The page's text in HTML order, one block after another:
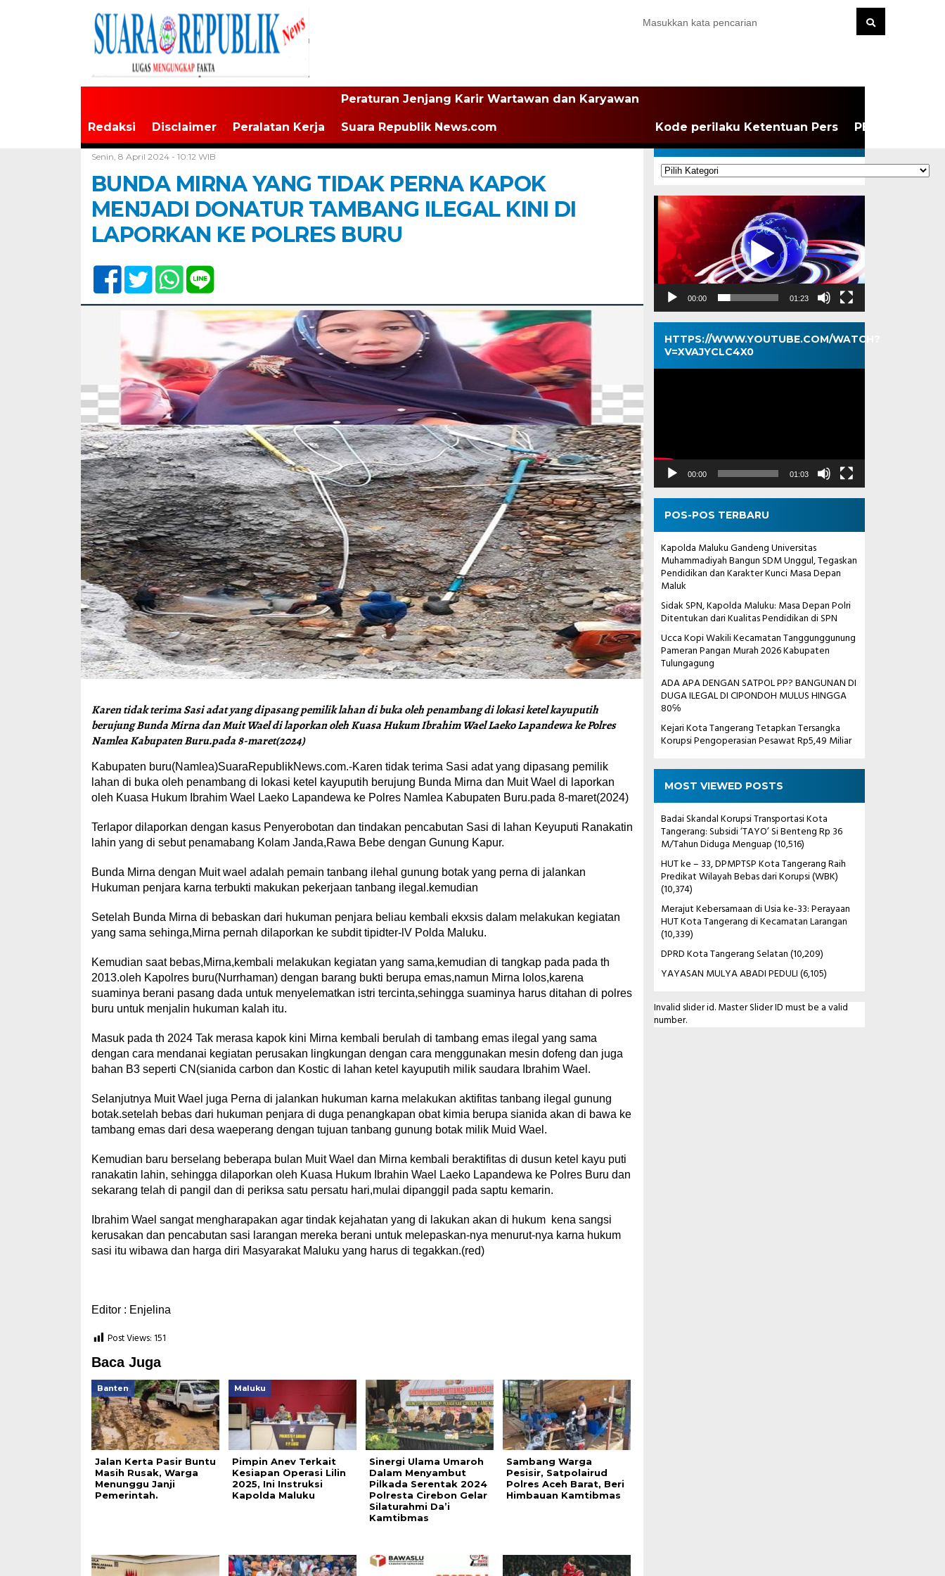
Redaksi Disclaimer Peralatan Kerja
Peraturan Jenjang Karir Wartawan dan Karyawan
Suara Republik News.com Kode perilaku Ketentuan Pers PEDOMAN
Senin, 8 April 2024 - 10:12 WIB
BUNDA MIRNA YANG TIDAK PERNA KAPOK
MENJADI DONATUR TAMBANG ILEGAL KINI DI
LAPORKAN KE POLRES BURU
Karen tidak terima Sasi adat yang dipasang pemilik lahan di buka oleh penambang di lokasi ketel kayuputih
berujung Bunda Mirna dan Muit Wael di laporkan oleh Kuasa Hukum Ibrahim Wael Laeko Lapandewa ke Polres
Namlea Kabupaten Buru.pada 8-maret(2024)
Kabupaten buru(Namlea)SuaraRepublikNews.com.-Karen tidak terima Sasi adat yang dipasang pemilik
lahan di buka oleh penambang di lokasi ketel kayuputih berujung Bunda Mirna dan Muit Wael di laporkan
oleh Kuasa Hukum Ibrahim Wael Laeko Lapandewa ke Polres Namlea Kabupaten Buru.pada 8-maret(2024)
Terlapor dilaporkan dengan kasus Penyerobotan dan tindakan pencabutan Sasi di lahan Keyuputi Ranakatin
lahin yang di sebut penamabang Kolam Janda,Rawa Bebe dengan Gunung Kapur.
Bunda Mirna dengan Muit wael adalah pemain tanbang ilehal gunung botak yang perna di jalankan
Hukuman penjara karna terbukti makukan pekerjaan tanbang ilegal.kemudian
Setelah Bunda Mirna di bebaskan dari hukuman penjara beliau kembali ekxsis dalam melakukan kegiatan
yang sama sehinga,Mirna pernah dilaporkan ke subdit tipidter-lV Polda Maluku.
Kemudian saat bebas,Mirna,kembali melakukan kegiatan yang sama,kemudian di tangkap pada pada th
2013.oleh Kapolres buru(Nurrhaman) dengan barang bukti berupa emas,namun Mirna lolos,karena
suaminya berani pasang dada untuk menyelematkan istri tercinta,sehingga suaminya harus ditahan di polres
buru untuk menjalin hukuman kalah itu.
Masuk pada th 2024 Tak merasa kapok kini Mirna kembali berulah di tambang emas ilegal yang sama
dengan cara mendanai kegiatan perusakan lingkungan dengan cara menggunakan mesin dofeng dan juga
bahan B3 seperti CN(sianida carbon dan Kostic di lahan ketel kayuputih milik saudara Ibrahim Wael.
Selanjutnya Muit Wael juga Perna di jalankan hukuman karna melakukan aktifitas tanbang ilegal gunung
botak.setelah bebas dari hukuman penjara di duga penangkapan obat kimia berupa sianida akan di bawa ke
tambang emas dari desa waeperang dengan tujuan tanbang gunung botak milik Muid Wael.
Kemudian baru berselang beberapa bulan Muit Wael dan Mirna kembali beraktifitas di dusun ketel kayu puti
ranakatin lahin, sehingga dilaporkan oleh Kuasa Hukum Ibrahin Wael Laeko Lapandewa ke Polres Buru dan
sekarang telah di pangil dan di periksa satu persatu hari,mulai dipanggil pada saptu kemarin.
Ibrahim Wael sangat mengharapakan agar tindak kejahatan yang di lakukan akan di hukum kena sangsi
kerusakan dan pencabutan sasi larangan mereka berani untuk melepaskan-nya menurut-nya karna hukum
sasi itu wibawa dan harga diri Masyarakat Maluku yang harus di tegakkan.(red)
Editor : Enjelina
Post Views: 151
Baca Juga
Banten
Jalan Kerta Pasir Buntu
Masih Rusak, Warga
Menunggu Janji
Pemerintah.
Maluku
Pimpin Anev Terkait
Kesiapan Operasi Lilin
2025, Ini Instruksi
Kapolda Maluku
Sinergi Ulama Umaroh
Dalam Menyambut
Pilkada Serentak 2024
Polresta Cirebon Gelar
Silaturahmi Da’i
Kamtibmas
Sambang Warga
Pesisir, Satpolairud
Polres Aceh Barat, Beri
Himbauan Kamtibmas
KATEGORI
Kategori
Pemutar
Video
00:00 01:23
HTTPS://WWW.YOUTUBE.COM/WATCH?
V=XVAJYCLC4X0
Pemutar
00:00 01:03
POS-POS TERBARU
Kapolda Maluku Gandeng Universitas
Muhammadiyah Bangun SDM Unggul, Tegaskan
Pendidikan dan Karakter Kunci Masa Depan
Maluk
Sidak SPN, Kapolda Maluku: Masa Depan Polri
Ditentukan dari Kualitas Pendidikan di SPN
Ucca Kopi Wakili Kecamatan Tanggunggunung
Pameran Pangan Murah 2026 Kabupaten
Tulungagung
ADA APA DENGAN SATPOL PP? BANGUNAN DI
DUGA ILEGAL DI CIPONDOH MULUS HINGGA
80℅
Kejari Kota Tangerang Tetapkan Tersangka
Korupsi Pengoperasian Pesawat Rp5,49 Miliar
MOST VIEWED POSTS
Badai Skandal Korupsi Transportasi Kota
Tangerang: Subsidi ‘TAYO’ Si Benteng Rp 36
M/Tahun Diduga Menguap(10,516)
HUT ke – 33, DPMPTSP Kota Tangerang Raih
Predikat Wilayah Bebas dari Korupsi (WBK)
(10,374)
Merajut Kebersamaan di Usia ke-33: Perayaan
HUT Kota Tangerang di Kecamatan Larangan
(10,339)
DPRD Kota Tangerang Selatan(10,209)
YAYASAN MULYA ABADI PEDULI(6,105)
Invalid slider id. Master Slider ID must be a valid
number.